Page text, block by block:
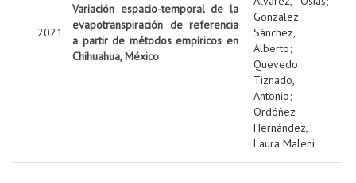
2021
Variación espacio-temporal de la
evapotranspiración de referencia
a partir de métodos empíricos en
Chihuahua, México
González
Sánchez,
Alberto;
Quevedo
Tiznado,
Antonio;
Ordóñez
Hernández,
Laura Maleni